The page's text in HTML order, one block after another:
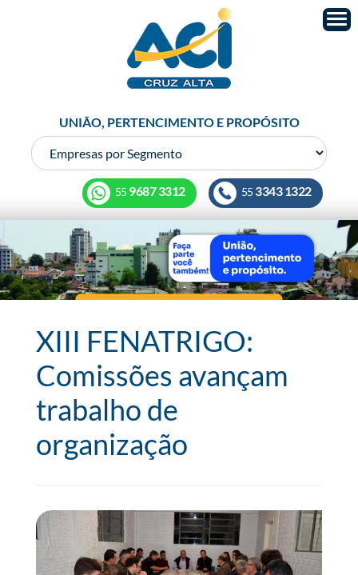
UNIÃO, PERTENCIMENTO E PROPÓSITO
55 3343 1322
55 9687 3312
XIII FENATRIGO:
Comissões avançam
trabalho de
organização